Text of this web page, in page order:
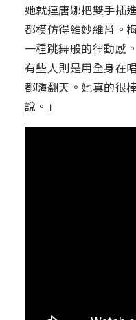
她就連唐娜把雙手插
都模仿得維妙維肖。
一種跳舞般的律動感
有些人則是用全身在
都嗨翻天。她真的很
說。」